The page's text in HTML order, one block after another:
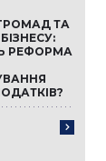
ТА
РЕФОРМА